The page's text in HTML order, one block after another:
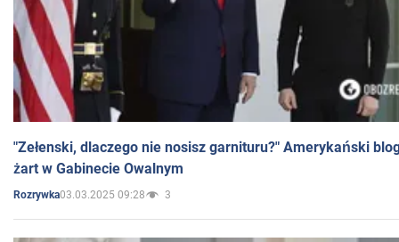
"Zełenski, dlaczego nie nosisz garnituru?" Amerykański
żart w Gabinecie Owalnym
Rozrywka03.03.2025 09:28 3